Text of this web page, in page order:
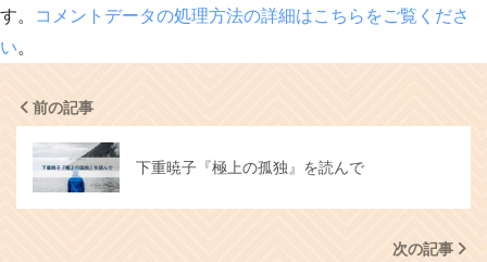
す。
コメントデータの処理方法の詳細はこちらをご覧くださ
い。
前の記事
下重暁子『極上の孤独』を読んで
次の記事